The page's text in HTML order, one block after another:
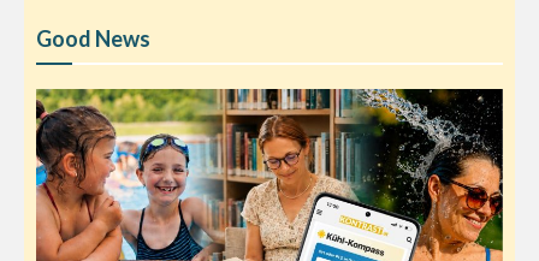
Good News